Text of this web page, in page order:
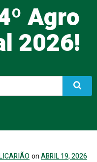
Agro
2026!
onABRIL 19, 2026